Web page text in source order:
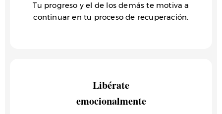
Tu progreso y el de los demás te motiva a
continuar en tu proceso de recuperación.
Libérate
emocionalmente